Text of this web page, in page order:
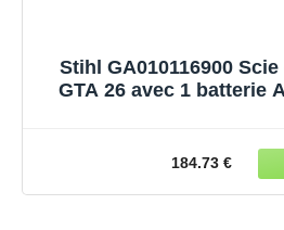
Stihl GA010116900
GTA 26 avec 1 batterie
184.73 €